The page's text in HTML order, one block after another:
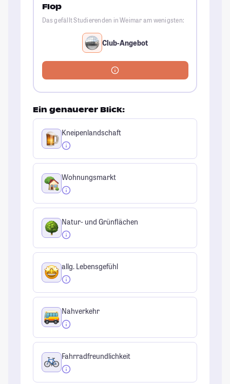
Flop
Das gefällt Studierenden in Weimar am wenigsten:
Club-Angebot
Ein genauerer Blick:
Kneipenlandschaft
Wohnungsmarkt
Natur- und Grünflächen
allg. Lebensgefühl
Nahverkehr
Fahrradfreundlichkeit